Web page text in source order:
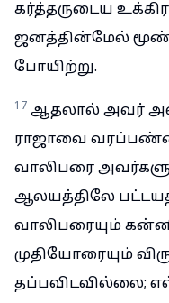
கர்த்தருடைய
ஜனத்தின்மேல்
போயிற்று.
17 ஆதலால் அவர்
ராஜாவை
வாலிபரை
ஆலயத்திலே
வாலிபரையும்
முதியோரையும்
தப்பவிடவில்லை;